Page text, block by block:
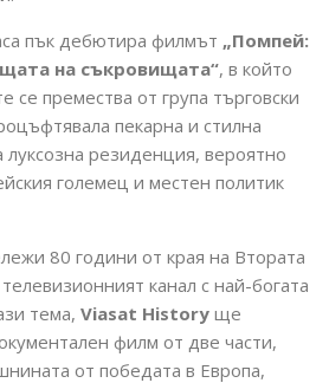
пък дебютира филмът „Помпей:
на съкровищата“, в който
се премества от група търговски
пекарна и стилна
резиденция, вероятно
големец и местен политик
80 години от края на Втората
канал с най-богата
тема, Viasat History ще
филм от две части,
от победата в Европа,